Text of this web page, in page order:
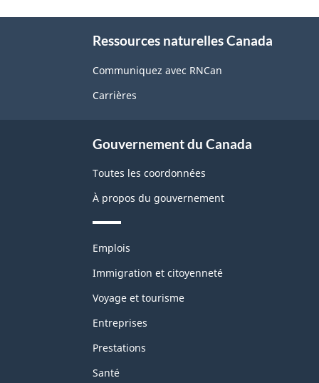
page"
Ressources naturelles Canada
Communiquez avec RNCan
Carrières
Gouvernement du Canada
Toutes les coordonnées
À propos du gouvernement
Thèmes
sujets
Emplois
Immigration et citoyenneté
Voyage et tourisme
Entreprises
Prestations
Santé